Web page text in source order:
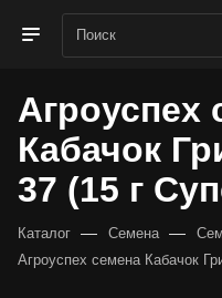
Агроуспех
Кабачок
37 (15 г
Каталог — Семена —
Агроуспех семена Кабачок